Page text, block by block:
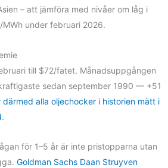
– att jämföra med nivåer om låg i
under februari 2026.
till $72/fatet. Månadsuppgången
sedan september 1990 — +51
alla oljechocker i historien mätt i
.
för 1–5 år är inte pristopparna utan
Goldman Sachs Daan Struyven